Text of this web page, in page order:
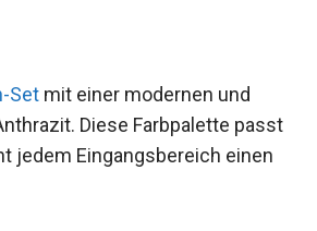
Set mit einer modernen und
Diese Farbpalette passt
jedem Eingangsbereich einen